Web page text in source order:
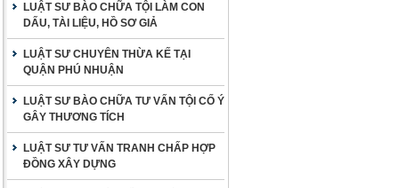
LUẬT SƯ BÀO CHỮA TỘI LÀM CON
DẤU, TÀI LIỆU, HỒ SƠ GIẢ
LUẬT SƯ CHUYÊN THỪA KẾ TẠI
QUẬN PHÚ NHUẬN
LUẬT SƯ BÀO CHỮA TƯ VẤN TỘI CỐ Ý
GÂY THƯƠNG TÍCH
LUẬT SƯ TƯ VẤN TRANH CHẤP HỢP
ĐỒNG XÂY DỰNG